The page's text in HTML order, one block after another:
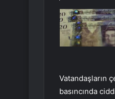
Vatandaşların
basıncında